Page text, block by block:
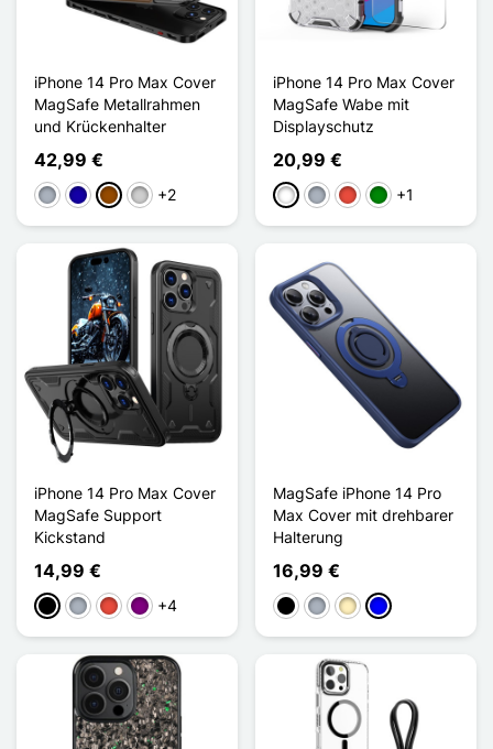
iPhone 14 Pro Max Cover
MagSafe Metallrahmen
und Krückenhalter
42,99 €
GrauDunkelblau
BraunSilber
+2
iPhone 14 Pro Max Cover
MagSafe Wabe mit
Displayschutz
20,99 €
WeißGrauRot Grün+1
iPhone 14 Pro Max Cover
MagSafe Support
Kickstand
14,99 €
Schwarz
GrauRot Violett
+4
MagSafe iPhone 14 Pro
Max Cover mit drehbarer
Halterung
16,99 €
Schwarz
GrauGolden
Blau